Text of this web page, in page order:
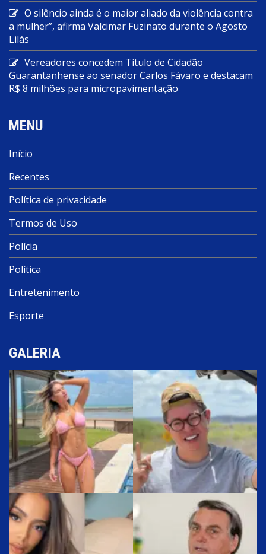
O silêncio ainda é o maior aliado da violência contra
a mulher”, afirma Valcimar Fuzinato durante o Agosto
Lilás
Vereadores concedem Título de Cidadão
Guarantanhense ao senador Carlos Fávaro e destacam
R$ 8 milhões para micropavimentação
MENU
Início
Recentes
Política de privacidade
Termos de Uso
Polícia
Política
Entretenimento
Esporte
GALERIA